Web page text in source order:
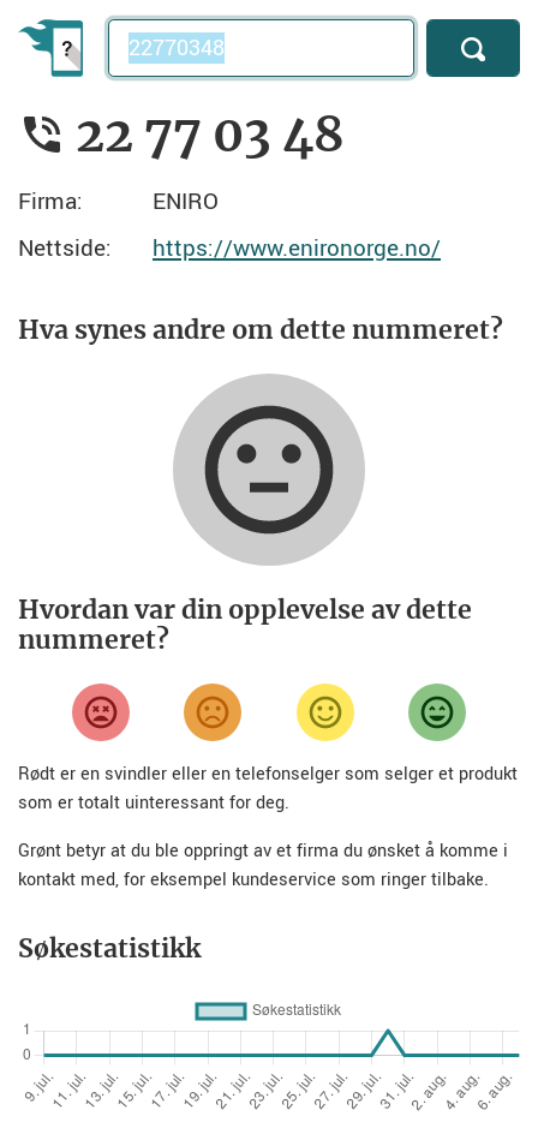
Telefonnummer
22 77 03 48
Firma:
ENIRO
Nettside:
https://www.enironorge.no/
Hva synes andre om dette nummeret?
Hvordan var din opplevelse av dette
nummeret?
Rødt er en svindler eller en telefonselger som selger et produkt
som er totalt uinteressant for deg.
Grønt betyr at du ble oppringt av et firma du ønsket å komme i
kontakt med, for eksempel kundeservice som ringer tilbake.
Søkestatistikk